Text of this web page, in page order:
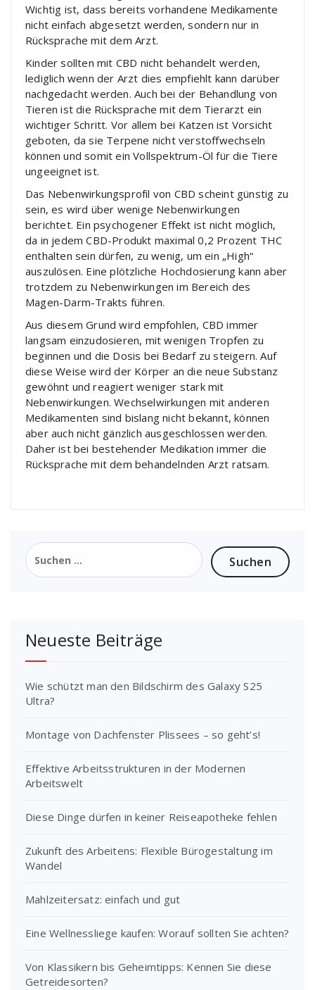
Wichtig ist, dass bereits vorhandene Medikamente
nicht einfach abgesetzt werden, sondern nur in
Rücksprache mit dem Arzt.
Kinder sollten mit CBD nicht behandelt werden,
lediglich wenn der Arzt dies empfiehlt kann darüber
nachgedacht werden. Auch bei der Behandlung von
Tieren ist die Rücksprache mit dem Tierarzt ein
wichtiger Schritt. Vor allem bei Katzen ist Vorsicht
geboten, da sie Terpene nicht verstoffwechseln
können und somit ein Vollspektrum-Öl für die Tiere
ungeeignet ist.
Das Nebenwirkungsprofil von CBD scheint günstig zu
sein, es wird über wenige Nebenwirkungen
berichtet. Ein psychogener Effekt ist nicht möglich,
da in jedem CBD-Produkt maximal 0,2 Prozent THC
enthalten sein dürfen, zu wenig, um ein „High“
auszulösen. Eine plötzliche Hochdosierung kann aber
trotzdem zu Nebenwirkungen im Bereich des
Magen-Darm-Trakts führen.
Aus diesem Grund wird empfohlen, CBD immer
langsam einzudosieren, mit wenigen Tropfen zu
beginnen und die Dosis bei Bedarf zu steigern. Auf
diese Weise wird der Körper an die neue Substanz
gewöhnt und reagiert weniger stark mit
Nebenwirkungen. Wechselwirkungen mit anderen
Medikamenten sind bislang nicht bekannt, können
aber auch nicht gänzlich ausgeschlossen werden.
Daher ist bei bestehender Medikation immer die
Rücksprache mit dem behandelnden Arzt ratsam.
Suchen
nach:
Neueste Beiträge
Wie schützt man den Bildschirm des Galaxy S25
Ultra?
Montage von Dachfenster Plissees – so geht’s!
Effektive Arbeitsstrukturen in der Modernen
Arbeitswelt
Diese Dinge dürfen in keiner Reiseapotheke fehlen
Zukunft des Arbeitens: Flexible Bürogestaltung im
Wandel
Mahlzeitersatz: einfach und gut
Eine Wellnessliege kaufen: Worauf sollten Sie achten?
Von Klassikern bis Geheimtipps: Kennen Sie diese
Getreidesorten?